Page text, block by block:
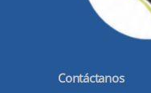
Contáctanos